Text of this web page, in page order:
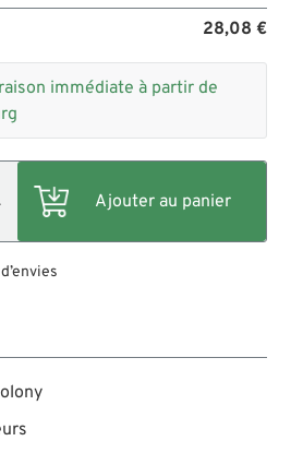
28,08 €
immédiate à partir de